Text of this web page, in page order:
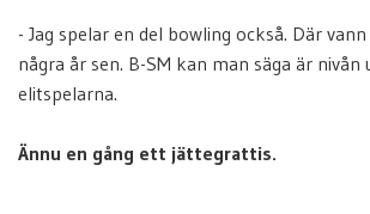
- Jag spelar en del bowling också. Där
några år sen. B-SM kan man säga är nivån
elitspelarna.
Ännu en gång ett jättegrattis.